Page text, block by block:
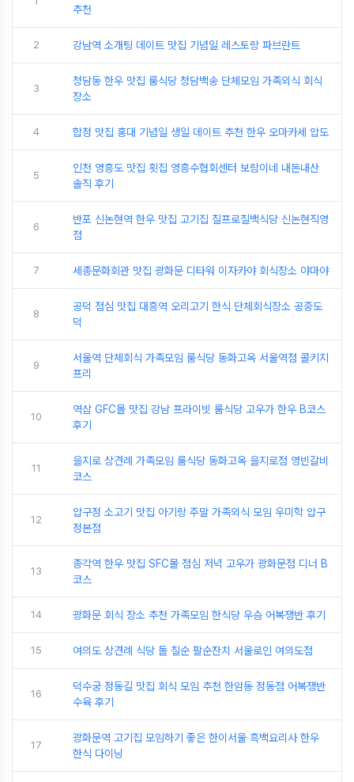
추천
2 강남역 소개팅 데이트 맛집 기념일 레스토랑 파브란트
3
청담동 한우 맛집 룸식당 청담백송 단체모임 가족외식 회식
장소
4 합정 맛집 홍대 기념일 생일 데이트 추천 한우 오마카세 압도
5
인천 영흥도 맛집 횟집 영흥수협회센터 보람이네 내돈내산
솔직 후기
6
반포 신논현역 한우 맛집 고기집 칠프로칠백식당 신논현직영
점
7 세종문화회관 맛집 광화문 디타워 이자카야 회식장소 야마야
8
공덕 점심 맛집 대흥역 오리고기 한식 단체회식장소 공중도
덕
9
서울역 단체회식 가족모임 룸식당 동화고옥 서울역점 콜키지
프리
10
역삼 GFC몰 맛집 강남 프라이빗 룸식당 고우가 한우 B코스
후기
11
을지로 상견례 가족모임 룸식당 동화고옥 을지로점 영빈갈비
코스
12
압구정 소고기 맛집 아기랑 주말 가족외식 모임 우미학 압구
정본점
13
종각역 한우 맛집 SFC몰 점심 저녁 고우가 광화문점 디너 B
코스
14 광화문 회식 장소 추천 가족모임 한식당 우슴 어복쟁반 후기
15 여의도 상견례 식당 돌 칠순 팔순잔치 서울로인 여의도점
16
덕수궁 정동길 맛집 회식 모임 추천 한암동 정동점 어복쟁반
수육 후기
17
광화문역 고기집 모임하기 좋은 한이서울 흑백요리사 한우
한식 다이닝